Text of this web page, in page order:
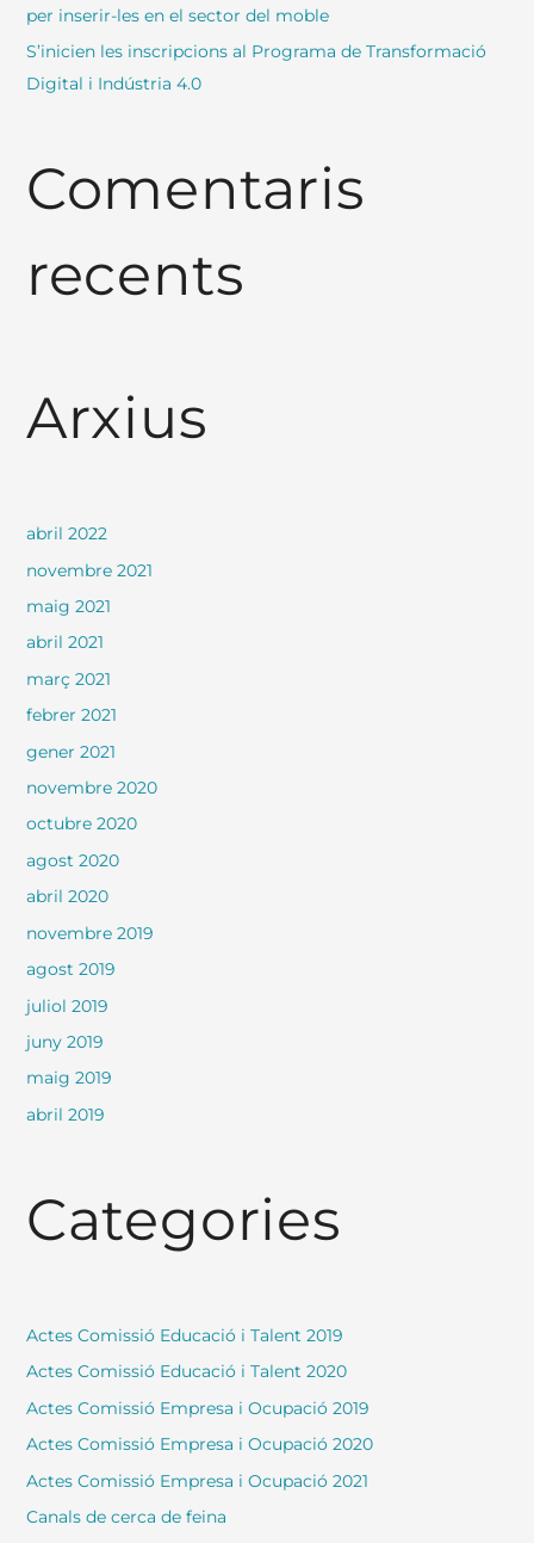
per inserir-les en el sector del moble
S’inicien les inscripcions al Programa de Transformació
Digital i Indústria 4.0
Comentaris
recents
Arxius
abril 2022
novembre 2021
maig 2021
abril 2021
març 2021
febrer 2021
gener 2021
novembre 2020
octubre 2020
agost 2020
abril 2020
novembre 2019
agost 2019
juliol 2019
juny 2019
maig 2019
abril 2019
Categories
Actes Comissió Educació i Talent 2019
Actes Comissió Educació i Talent 2020
Actes Comissió Empresa i Ocupació 2019
Actes Comissió Empresa i Ocupació 2020
Actes Comissió Empresa i Ocupació 2021
Canals de cerca de feina